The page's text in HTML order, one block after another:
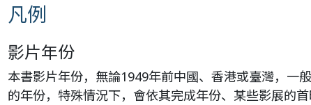
凡例
影片年份
本書影片年份，無論1949年前中國、香港或臺灣，一
的年份，特殊情況下，會依其完成年份、某些影展的首